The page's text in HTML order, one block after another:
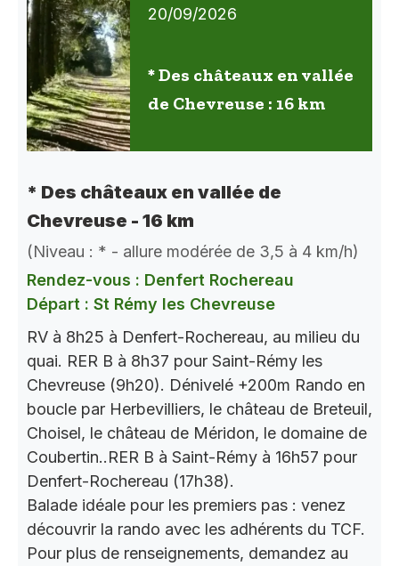
20/09/2026
* Des châteaux en vallée
de Chevreuse : 16 km
* Des châteaux en vallée de
Chevreuse - 16 km
(Niveau : * - allure modérée de 3,5 à 4 km/h)
Rendez-vous : Denfert Rochereau
Départ : St Rémy les Chevreuse
RV à 8h25 à Denfert-Rochereau, au milieu du
quai. RER B à 8h37 pour Saint-Rémy les
Chevreuse (9h20). Dénivelé +200m Rando en
boucle par Herbevilliers, le château de Breteuil,
Choisel, le château de Méridon, le domaine de
Coubertin..RER B à Saint-Rémy à 16h57 pour
Denfert-Rochereau (17h38).
Balade idéale pour les premiers pas : venez
découvrir la rando avec les adhérents du TCF.
Pour plus de renseignements, demandez au